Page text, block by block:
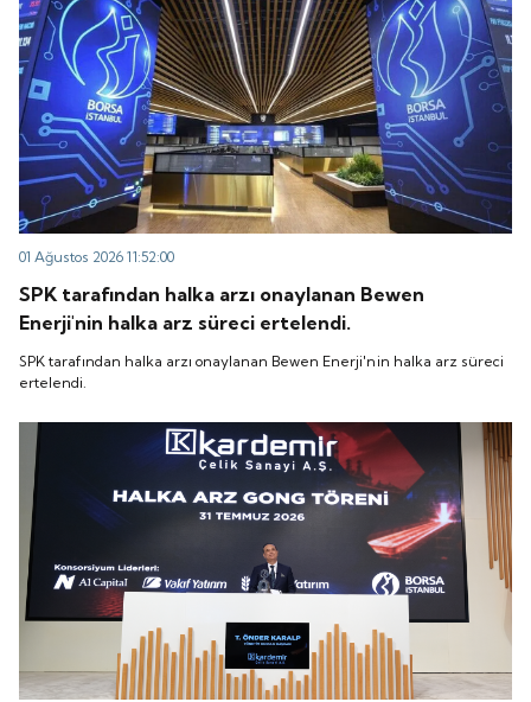
01 Ağustos 2026 11:52:00
SPK tarafından halka arzı onaylanan Bewen
Enerji'nin halka arz süreci ertelendi.
SPK tarafından halka arzı onaylanan Bewen Enerji'nin halka arz süreci
ertelendi.